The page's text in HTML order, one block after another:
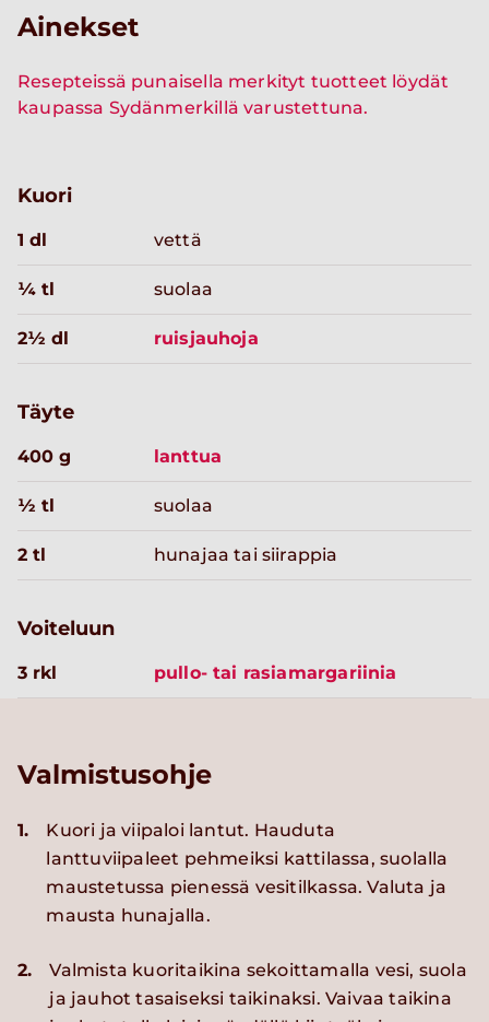
Ainekset
Resepteissä punaisella merkityt tuotteet löydät
kaupassa Sydänmerkillä varustettuna.
Kuori
1 dl vettä
¼ tl suolaa
2½ dl ruisjauhoja
Täyte
400 g lanttua
½ tl suolaa
2 tl hunajaa tai siirappia
Voiteluun
3 rkl pullo- tai rasiamargariinia
Valmistusohje
1.
Kuori ja viipaloi lantut. Hauduta
lanttuviipaleet pehmeiksi kattilassa, suolalla
maustetussa pienessä vesitilkassa. Valuta ja
mausta hunajalla.
2.
Valmista kuoritaikina sekoittamalla vesi, suola
ja jauhot tasaiseksi taikinaksi. Vaivaa taikina